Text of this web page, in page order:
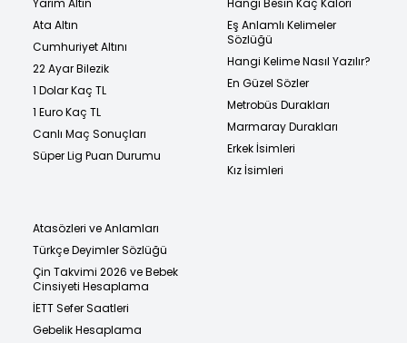
Yarım Altın
Ata Altın
Cumhuriyet Altını
22 Ayar Bilezik
1 Dolar Kaç TL
1 Euro Kaç TL
Canlı Maç Sonuçları
Süper Lig Puan Durumu
Hangi Besin Kaç Kalori
Eş Anlamlı Kelimeler
Sözlüğü
Hangi Kelime Nasıl Yazılır?
En Güzel Sözler
Metrobüs Durakları
Marmaray Durakları
Erkek İsimleri
Kız İsimleri
Atasözleri ve Anlamları
Türkçe Deyimler Sözlüğü
Çin Takvimi 2026 ve Bebek
Cinsiyeti Hesaplama
İETT Sefer Saatleri
Gebelik Hesaplama